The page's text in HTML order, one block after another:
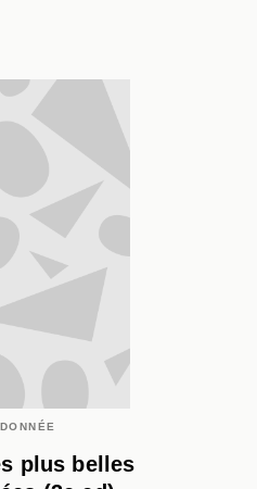
plus belles